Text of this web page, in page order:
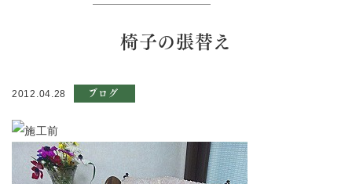
椅子の張替え
2012.04.28 ブログ